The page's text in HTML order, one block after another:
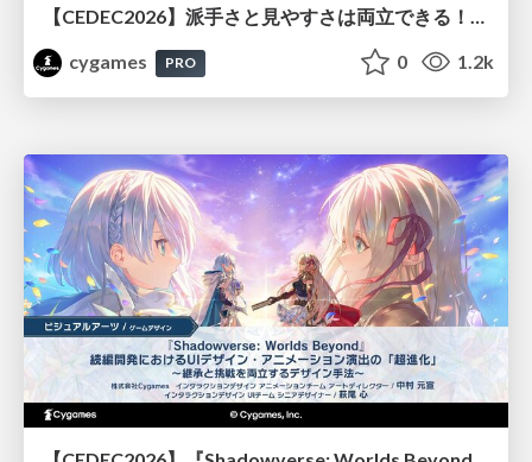
【CEDEC2026】派手さと見やすさは両立できる！『Shadowverse: Worlds Beyond』エフェクト・3D背景の超進化したビジュアル設計
cygames
PRO 0 1.2k